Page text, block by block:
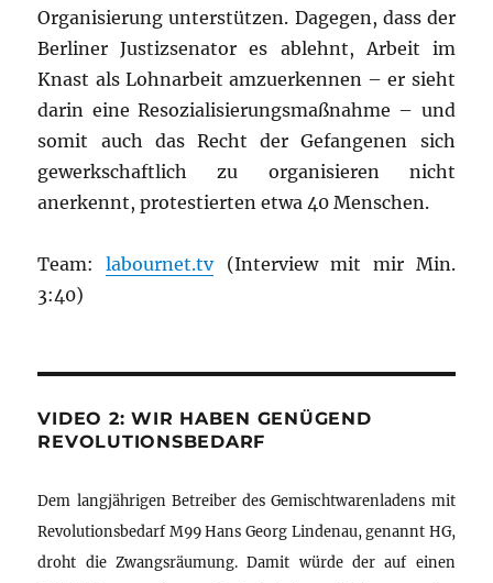
Organisierung unterstützen. Dagegen, dass der
Berliner Justizsenator es ablehnt, Arbeit im
Knast als Lohnarbeit amzuerkennen – er sieht
darin eine Resozialisierungsmaßnahme – und
somit auch das Recht der Gefangenen sich
gewerkschaftlich zu organisieren nicht
anerkennt, protestierten etwa 40 Menschen.
Team:labournet.tv(Interview mit mir Min.
3:40)
VIDEO 2: WIR HABEN GENÜGEND
REVOLUTIONSBEDARF
Dem langjährigen Betreiber des Gemischtwarenladens mit
Revolutionsbedarf M99 Hans Georg Lindenau, genannt HG,
droht die Zwangsräumung. Damit würde der auf einen